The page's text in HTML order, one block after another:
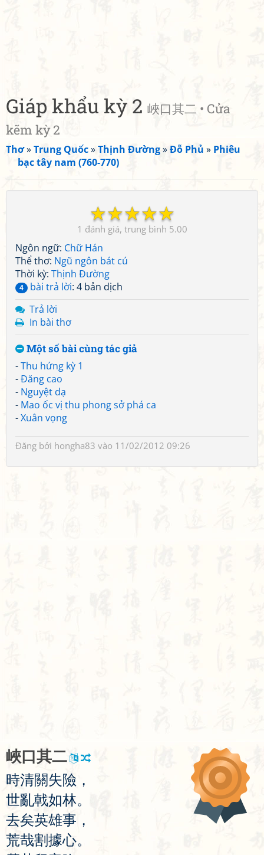
Giáp khẩu kỳ 2 峽口其二 • Cửa
kẽm kỳ 2
Thơ»Trung Quốc»Thịnh Đường»Đỗ Phủ » Phiêu
bạc tây nam (760-770)
☆
☆
☆
☆
☆
1 5.00
Ngôn ngữ: Chữ Hán
Thể thơ: Ngũ ngôn bát cú
Thời kỳ: Thịnh Đường
4 bài trả lời: 4 bản dịch
Trả lời
In bài thơ
Một số bài cùng tác giả
-Thu hứng kỳ 1
-Đăng cao
- Nguyệt dạ
- Mao ốc vị thu phong sở phá ca
-Xuân vọng
Đăng bởi hongha83 vào 11/02/2012 09:26
峽口 其二
時清關失險 ，
世亂戟如林。
去矣英雄事 ，
荒哉割據心。